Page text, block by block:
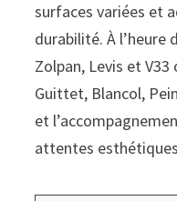
surfaces variées et
durabilité. À l’heure
Zolpan, Levis et
Guittet, Blancol,
et
attentes